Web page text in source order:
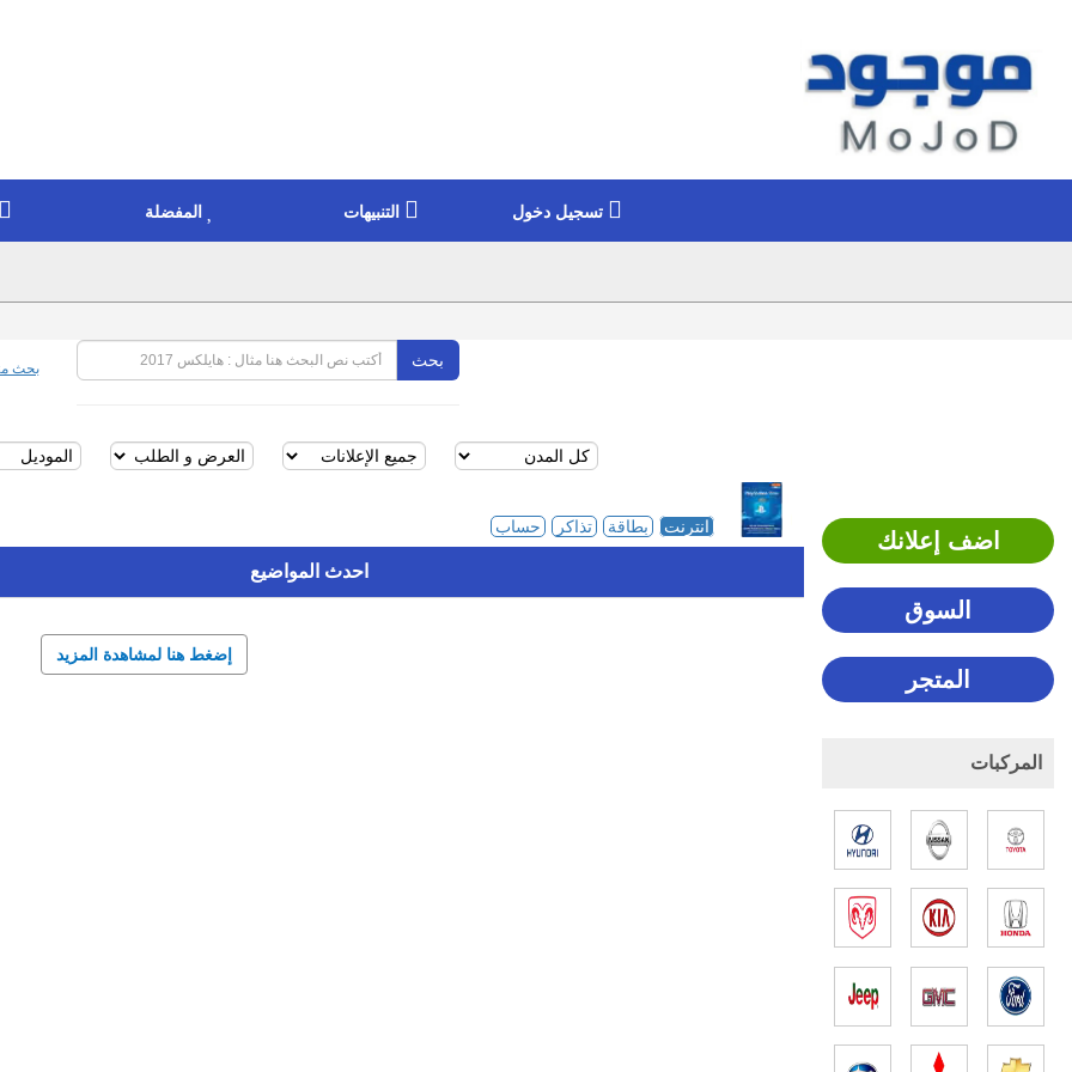
تسجيل دخول التنبيهات المفضلة
بحث بحث
اضف إعلانك
السوق
المتجر
المركبات
انترنت بطاقة تذاكر حساب
احدث المواضيع
إضغط هنا لمشاهدة المزيد